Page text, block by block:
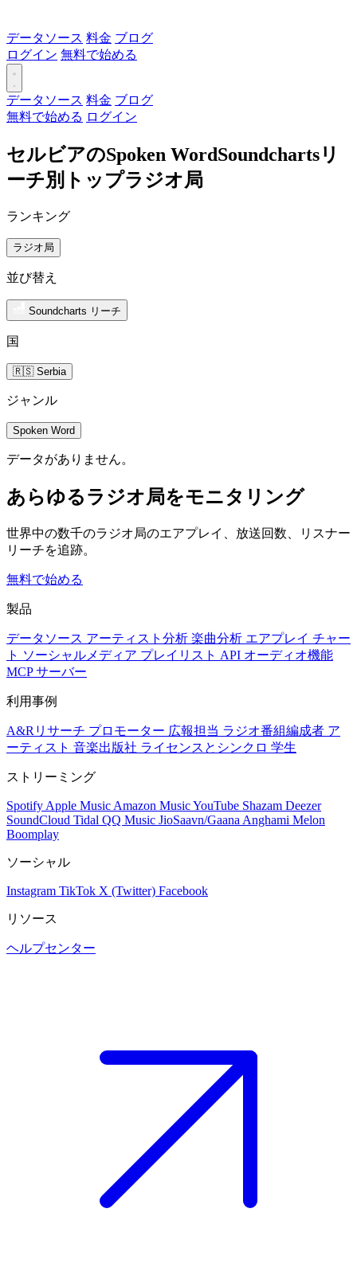
データソース 料金 ブログ
ログイン 無料で始める
データソース 料金 ブログ
無料で始める ログイン
セルビアのSpoken WordSoundchartsリ
ーチ別トップラジオ局
ランキング
ラジオ局
並び替え
Soundcharts リーチ
国
🇷🇸 Serbia
ジャンル
Spoken Word
データがありません。
あらゆるラジオ局をモニタリング
世界中の数千のラジオ局のエアプレイ、放送回数、リスナー
リーチを追跡。
無料で始める
製品
データソース アーティスト分析 楽曲分析 エアプレイ チャー
ト ソーシャルメディア プレイリスト API オーディオ機能
MCP サーバー
利用事例
A&Rリサーチ プロモーター 広報担当 ラジオ番組編成者 ア
ーティスト 音楽出版社 ライセンスとシンクロ 学生
ストリーミング
Spotify Apple Music Amazon MusicYouTube Shazam Deezer
SoundCloud Tidal QQ Music JioSaavn/Gaana Anghami Melon
Boomplay
ソーシャル
Instagram TikTok X (Twitter) Facebook
リソース
ヘルプセンター